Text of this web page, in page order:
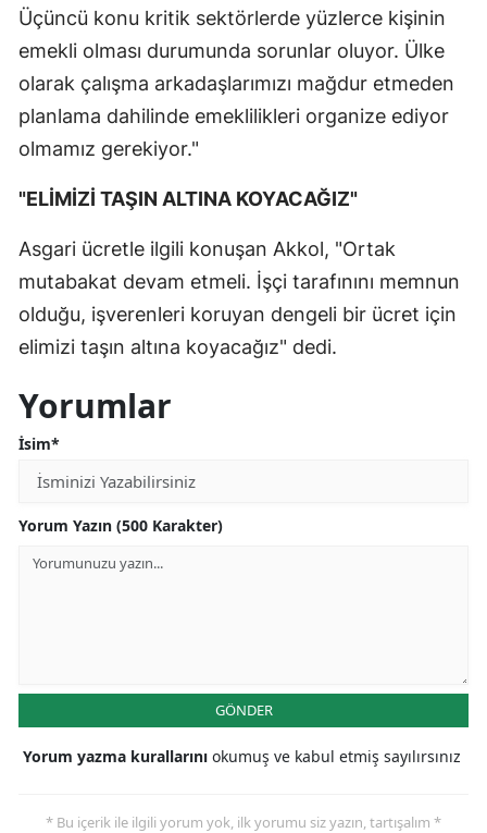
Mardin
Muğla
Muş
Ordu
Rize
Sakarya
Şanlıurfa
Üçüncü konu kritik sektörlerde yüzlerce kişinin
emekli olması durumunda sorunlar oluyor. Ülke
olarak çalışma arkadaşlarımızı mağdur etmeden
planlama dahilinde emeklilikleri organize ediyor
olmamız gerekiyor."
"ELİMİZİ TAŞIN ALTINA KOYACAĞIZ"
Asgari ücretle ilgili konuşan Akkol, "Ortak
mutabakat devam etmeli. İşçi tarafınını memnun
olduğu, işverenleri koruyan dengeli bir ücret için
elimizi taşın altına koyacağız" dedi.
Yorumlar
İsim*
Yorum Yazın (500 Karakter)
GÖNDER
Yorum yazma kurallarını okumuş ve kabul etmiş sayılırsınız
* Bu içerik ile ilgili yorum yok, ilk yorumu siz yazın, tartışalım *